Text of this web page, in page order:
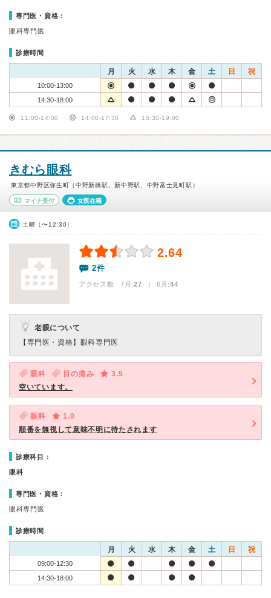
専門医・資格：
眼科専門医
診療時間
月 火 水 木 金 土 日 祝
10:00-13:00
14:30-18:00
11:00-14:00 14:00-17:30 15:30-19:00
きむら眼科
東京都中野区弥生町（中野新橋駅、新中野駅、中野富士見町駅）
マイナ受付 女医在籍
土曜（〜12:30）
2.64
2件
アクセス数 7月:27 | 6月:44
老眼について
【専門医・資格】 眼科専門医
眼科 目の痛み
3.5
空いています。
眼科
1.0
順番を無視して意味不明に待たされます
診療科目：
眼科
専門医・資格：
眼科専門医
診療時間
月 火 水 木 金 土 日 祝
09:00-12:30
14:30-18:00